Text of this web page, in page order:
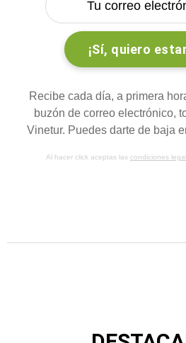
Recibe cada día, a primera
buzón de correo electrónico,
Vinetur. Puedes darte de baja
Al hacer click aceptas las condiciones